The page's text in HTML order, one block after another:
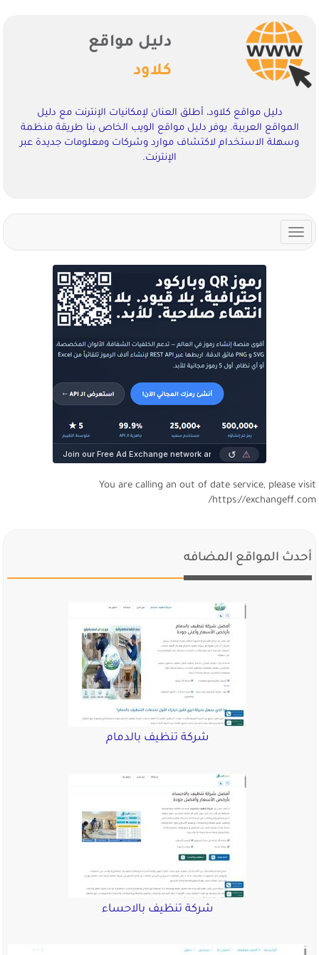
دليل مواقع
كلاود
دليل مواقع كلاود، أطلق العنان لإمكانيات الإنترنت مع دليل
المواقع العربية. يوفر دليل مواقع الويب الخاص بنا طريقة منظمة
وسهلة الاستخدام لاكتشاف موارد وشركات ومعلومات جديدة عبر
الإنترنت.
Toggle
navigation
You are calling an out of date service, please visit
https://exchangeff.com/
أحدث المواقع المضافه
شركة تنظيف بالدمام
شركة تنظيف بالاحساء